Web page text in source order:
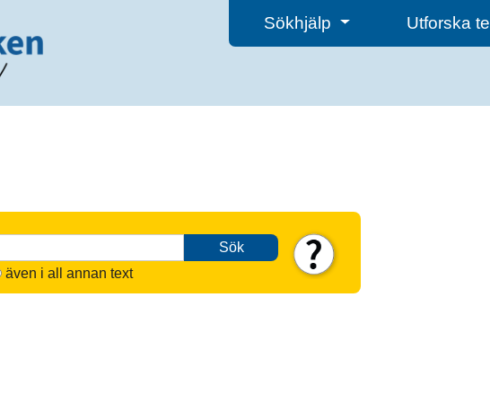
Sökhjälp Utforska
Sök
även i all annan text